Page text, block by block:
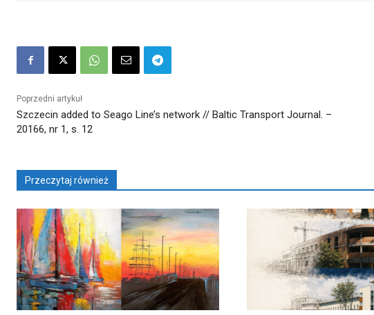
Poprzedni artykuł
Szczecin added to Seago Line’s network // Baltic Transport Journal. –
20166, nr 1, s. 12
Przeczytaj również